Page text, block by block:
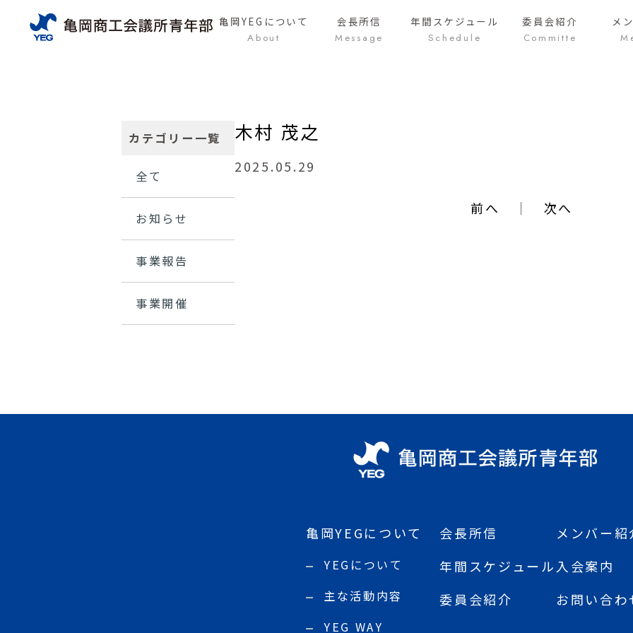
亀岡YEG について
About
会長所信
Message
年間 スケジュール
Schedule
委員会紹介
Committe
メ
カテゴリー一覧
全て
お知らせ
事業報告
事業開催
木村 茂之
2025.05.29
前へ ｜ 次へ
亀岡YEGについて
YEGについて
主な活動内容
YEG WAY
会長所信
年間スケジュール
委員会紹介
メンバー紹
入会案内
お問い合わ